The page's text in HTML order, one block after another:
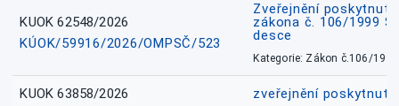
KUOK 62548/2026
KÚOK/59916/2026/OMPSČ/523
Zveřejnění
zákona č. 106/1999
desce
Kategorie: Zákon č.106/1999
KUOK 63858/2026
zveřejnění